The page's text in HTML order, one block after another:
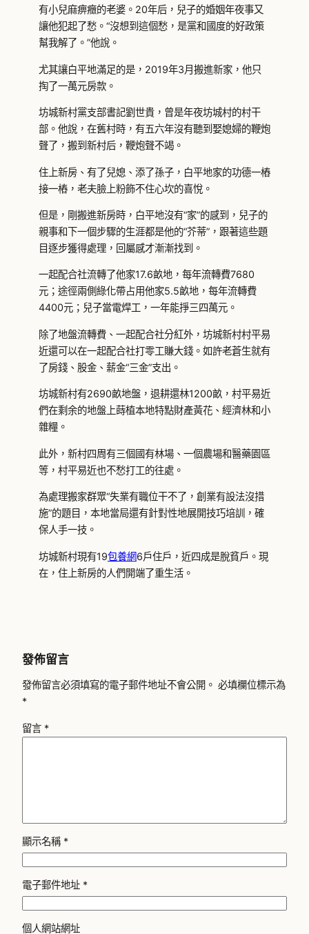
有小兒麻痹癥的老婆。20年后，兒子的婚姻年夜事又
讓他犯起了愁。“沒想到這個愁，是黨和國度的好政策
幫我解了。”他說。
尤其讓白平地滿足的是，2019年3月搬進新家，他只
掏了一萬元房款。
坊城新村黨支部書記劉世貴，曾是年夜坊城村的村干
部。他說，在舊村時，有五六年沒有聽到娶媳婦的鞭炮
聲了，搬到新村后，鞭炮聲不竭。
住上新房、有了兒媳、添了孫子，白平地家的功德一樁
接一樁，老夫臉上粉飾不住心坎的喜悅。
但是，剛搬進新房時，白平地沒有“家”的感到，兒子的
親事和下一個步驟的生涯都是他的“芥蒂”，跟著這些題
目逐步獲得處理，回屬感才漸漸找到。
一起配合社流轉了他家17.6畝地，每年流轉費7680
元；途徑兩側綠化帶占用他家5.5畝地，每年流轉費
4400元；兒子當電焊工，一年能掙三四萬元。
除了地盤流轉費、一起配合社分紅外，坊城新村村平易
近還可以在一起配合社打零工賺大錢。如許老蒼生就有
了房錢、股金、薪金“三金”支出。
坊城新村有2690畝地盤，退耕還林1200畝，村平易近
們在剩余的地盤上蒔植本地特點財產黃花、經濟林和小
雜糧。
此外，新村四周有三個國有林場、一個農場和醫藥園區
等，村平易近也不愁打工的往處。
為處理搬家群眾“失業有職位干不了，創業有設法沒措
施”的題目，本地當局還有針對性地展開技巧培訓，確
保人手一技。
坊城新村現有19包養網6戶住戶，近四成是脫貧戶。現
在，住上新房的人們開端了重生活。
發佈留言
發佈留言必須填寫的電子郵件地址不會公開。 必填欄位標示為
*
留言 *
顯示名稱 *
電子郵件地址 *
個人網站網址